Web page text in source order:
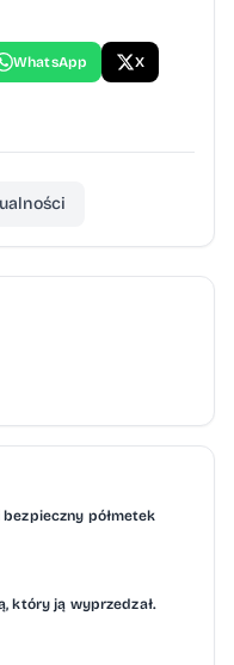
WhatsApp X
półmetek
który ją wyprzedzał.